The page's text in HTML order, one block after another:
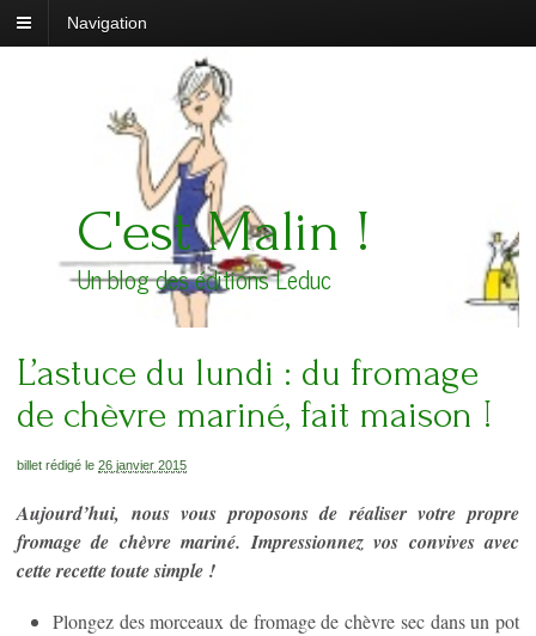
Navigation
C'est Malin !
Un blog des éditions Leduc
L’astuce du lundi : du fromage
de chèvre mariné, fait maison !
billet rédigé le 26 janvier 2015
Aujourd’hui, nous vous proposons de réaliser votre propre
fromage de chèvre mariné. Impressionnez vos convives avec
cette recette toute simple !
Plongez des morceaux de fromage de chèvre sec dans un pot